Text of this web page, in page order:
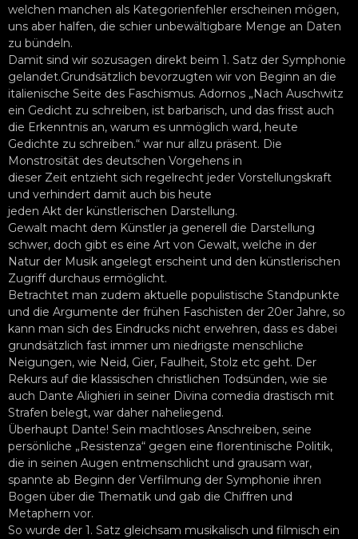
welchen manchen als Kategorienfehler erscheinen mögen,
uns aber halfen, die schier unbewältigbare Menge an Daten
zu bündeln.
Damit sind wir sozusagen direkt beim 1. Satz der Symphonie
gelandet.Grundsätzlich bevorzugten wir von Beginn an die
italienische Seite des Faschismus. Adornos „Nach Auschwitz
ein Gedicht zu schreiben, ist barbarisch, und das frisst auch
die Erkenntnis an, warum es unmöglich ward, heute
Gedichte zu schreiben.“ war nur allzu präsent. Die
Monstrosität des deutschen Vorgehens in
dieser Zeit entzieht sich regelrecht jeder Vorstellungskraft
und verhindert damit auch bis heute
jeden Akt der künstlerischen Darstellung.
Gewalt macht dem Künstler ja generell die Darstellung
schwer, doch gibt es eine Art von Gewalt, welche in der
Natur der Musik angelegt erscheint und den künstlerischen
Zugriff durchaus ermöglicht.
Betrachtet man zudem aktuelle populistische Standpunkte
und die Argumente der frühen Faschisten der 20er Jahre, so
kann man sich des Eindrucks nicht erwehren, dass es dabei
grundsätzlich fast immer um niedrigste menschliche
Neigungen, wie Neid, Gier, Faulheit, Stolz etc geht. Der
Rekurs auf die klassischen christlichen Todsünden, wie sie
auch Dante Alighieri in seiner Divina comedia drastisch mit
Strafen belegt, war daher naheliegend.
Überhaupt Dante! Sein machtloses Anschreiben, seine
persönliche „Resistenza“ gegen eine florentinische Politik,
die in seinen Augen entmenschlicht und grausam war,
spannte ab Beginn der Verfilmung der Symphonie ihren
Bogen über die Thematik und gab die Chiffren und
Metaphern vor.
So wurde der 1. Satz gleichsam musikalisch und filmisch ein